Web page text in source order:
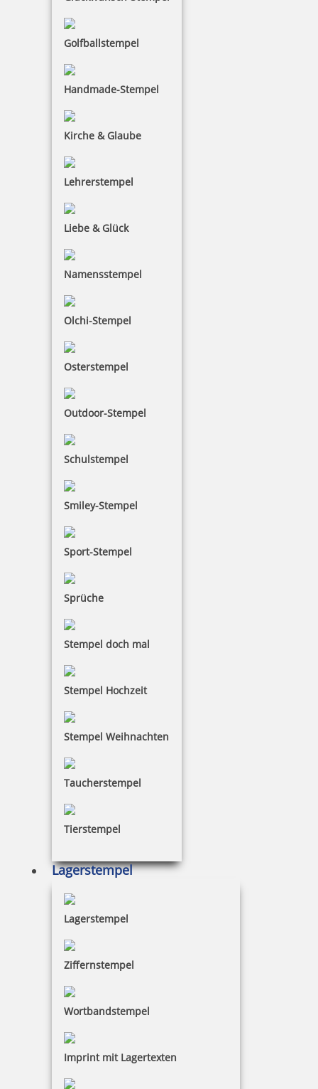
Golfballstempel
Handmade-Stempel
Kirche & Glaube
Lehrerstempel
Liebe & Glück
Namensstempel
Olchi-Stempel
Osterstempel
Outdoor-Stempel
Schulstempel
Smiley-Stempel
Sport-Stempel
Sprüche
Stempel doch mal
Stempel Hochzeit
Stempel Weihnachten
Taucherstempel
Tierstempel
Lagerstempel
Lagerstempel
Ziffernstempel
Wortbandstempel
Imprint mit Lagertexten